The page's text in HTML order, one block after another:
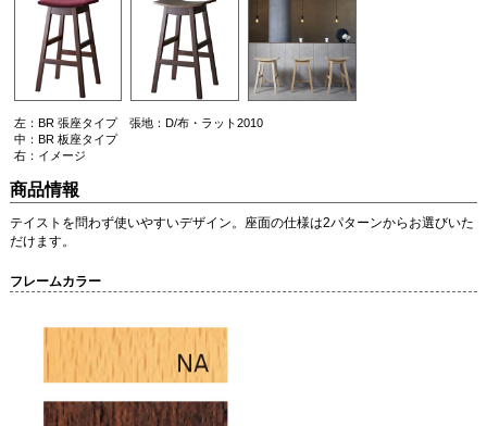
左：BR 張座タイプ 張地：D/布・ラット2010
中：BR 板座タイプ
右：イメージ
商品情報
テイストを問わず使いやすいデザイン。座面の仕様は2パターンからお選びいた
だけます。
フレームカラー